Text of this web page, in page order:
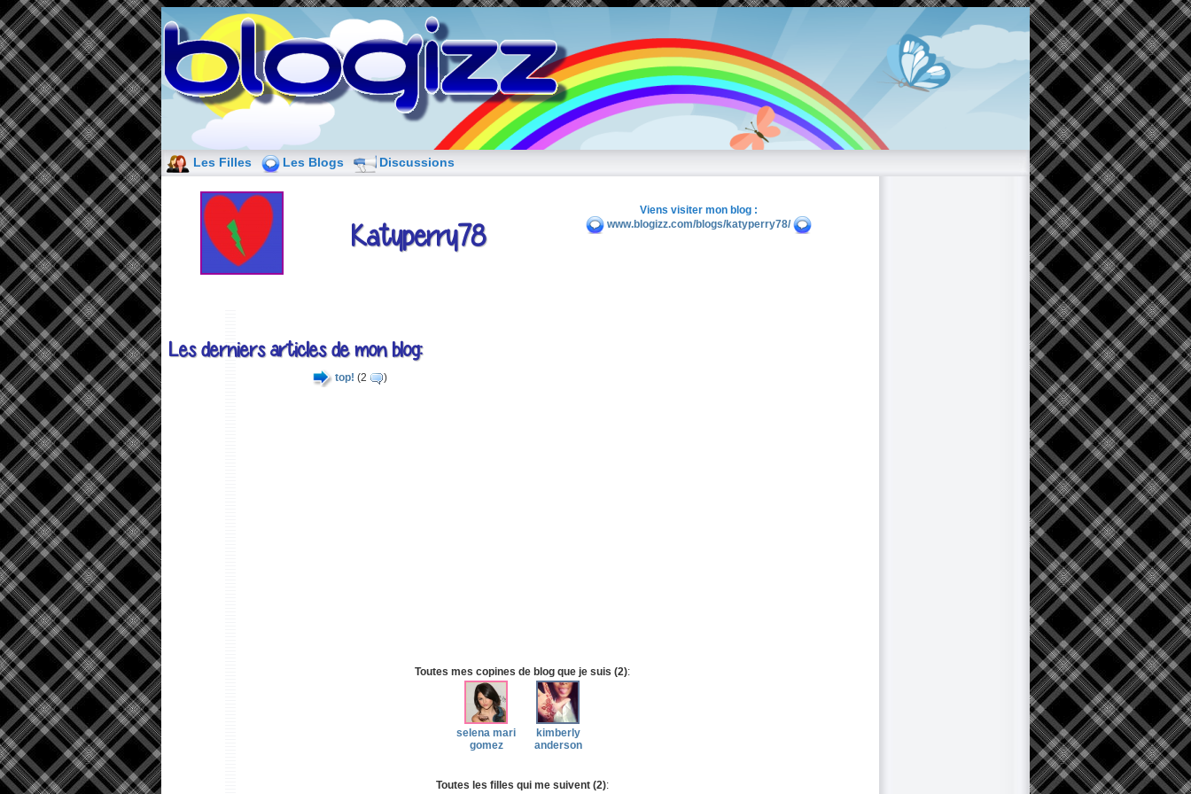
Les Filles Les Blogs Discussions
Katyperry78
Viens visiter mon blog :
www.blogizz.com/blogs/katyperry78/
Les derniers articles de mon blog:
top! (2 )
Toutes mes copines de blog que je suis (2):
selena mari
gomez
kimberly
anderson
Toutes les filles qui me suivent (2):